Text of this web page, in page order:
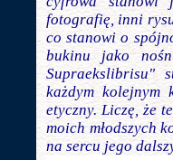
fotografię, inni
co stanowi o
bukinu jako
Supraekslibrisu"
każdym kolejnym
etyczny. Liczę, że
moich młodszych
na sercu jego